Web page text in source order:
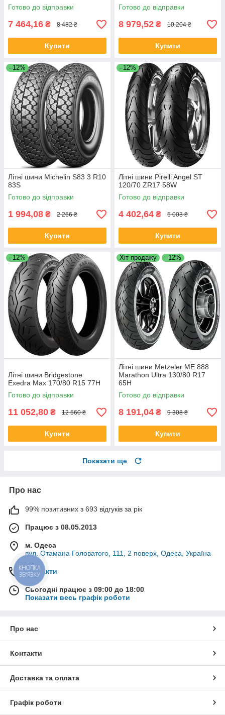
Готово до відправки
7 464,16 ₴ 8 482 ₴
Купити
Готово до відправки
8 979,52 ₴ 10 204 ₴
Купити
–12%
Літні шини Michelin S83 3 R10
83S
Готово до відправки
1 994,08 ₴ 2 266 ₴
Купити
–12%
Літні шини Pirelli Angel ST
120/70 ZR17 58W
Готово до відправки
4 402,64 ₴ 5 003 ₴
Купити
–12%
Літні шини Bridgestone
Exedra Max 170/80 R15 77H
Готово до відправки
11 052,80 ₴ 12 560 ₴
Купити
Хіт продажу –12%
Літні шини Metzeler ME 888
Marathon Ultra 130/80 R17
65H
Готово до відправки
8 191,04 ₴ 9 308 ₴
Купити
Показати ще
Про нас
99% позитивних з 693 відгуків за рік
Працює з 08.05.2013
м. Одеса
вул. Отамана Головатого, 111, 2 поверх, Одеса, Україна
Контакти
Сьогодні працює з 09:00 до 18:00
Показати весь графік роботи
Про нас
Контакти
Доставка та оплата
Графік роботи
КНОПКА
ЗВ'ЯЗКУ